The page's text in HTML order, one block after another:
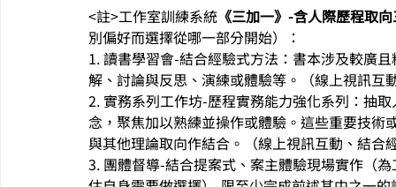
<註>工作室訓練系﻿統 《三加一》-含人際歷程取
別偏好而選擇從哪一部分開始）：
1. 讀書學習會-結合經驗式方法：書本涉及較廣
解、討論與反思、演練或體驗等。（線上視訊
2. 實務系列工作坊-歷程實務能力強化系列：抽
念，聚焦加以熟練並操作或體驗。這些重要技
與其他理論取向作結合。（線上視訊互動、結合
3. 團體督導-結合提案式、案主體驗現場實作（